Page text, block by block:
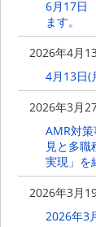
6月17日
ます。
2026年4月
4月13日(
2026年3月
AMR対
見と多
実現」を
2026年3月
2026年3